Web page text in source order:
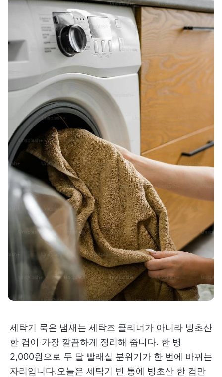
세탁기 묵은 냄새는 세탁조 클리너가 아니라 빙초산
한 컵이 가장 깔끔하게 정리해 줍니다. 한 병
2,000원으로 두 달 빨래실 분위기가 한 번에 바뀌는
자리입니다.오늘은 세탁기 빈 통에 빙초산 한 컵만